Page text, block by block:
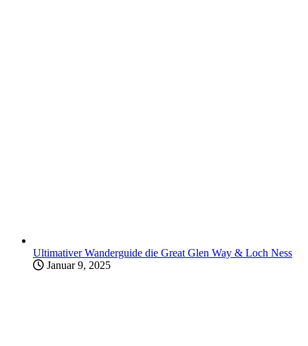
Ultimativer Wanderguide die Great Glen Way & Loch Ness
Januar 9, 2025